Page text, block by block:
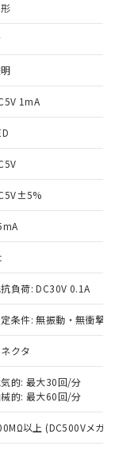
1mA
負荷: DC30V 0.1A
定条件: 無振動・無衝撃
クタ
的: 最大30回/分
的: 最大60回/分
以上 (DC500Vメガ)
質）の
商品で
）の非含
のある